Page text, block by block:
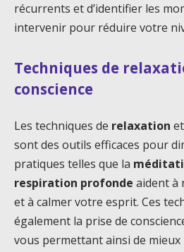
récurrents et d’identifier les
intervenir pour réduire votre
Techniques de
conscience
Les techniques de relaxation
sont des outils efficaces pour
pratiques telles que la
respiration profonde aident à
et à calmer votre esprit. Ces
également la prise de
vous permettant ainsi de mieux